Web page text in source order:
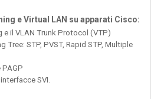
e Virtual LAN su apparati Cisco:
il VLAN Trunk Protocol (VTP)
Tree: STP, PVST, Rapid STP, Multiple
PAGP
SVI.